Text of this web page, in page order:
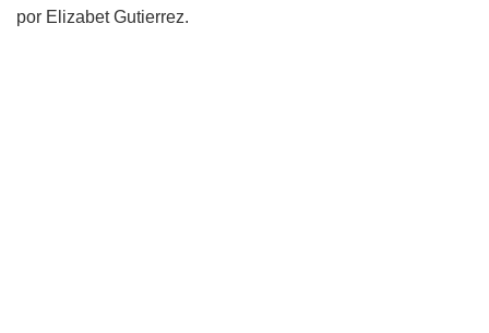
por Elizabet Gutierrez.